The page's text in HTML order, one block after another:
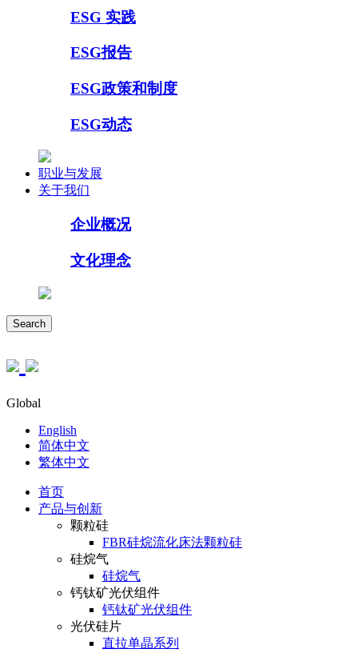
ESG 实践
ESG报告
ESG政策和制度
ESG动态
职业与发展
关于我们
企业概况
文化理念
Search
Global
English
简体中文
繁体中文
首页
产品与创新
颗粒硅
FBR硅烷流化床法颗粒硅
硅烷气
硅烷气
钙钛矿光伏组件
钙钛矿光伏组件
光伏硅片
直拉单晶系列